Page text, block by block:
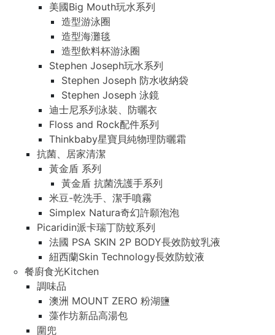
美國Big Mouth玩水系列
造型游泳圈
造型海灘毯
造型飲料杯游泳圈
Stephen Joseph玩水系列
Stephen Joseph 防水收納袋
Stephen Joseph 泳鏡
迪士尼系列泳裝、防曬衣
Floss and Rock配件系列
Thinkbaby星寶貝純物理防曬霜
抗菌、居家清潔
黃金盾 系列
黃金盾 抗菌洗護手系列
米豆-乾洗手、潔手噴霧
Simplex Natura奇幻許願泡泡
Picaridin派卡瑞丁防蚊系列
法國 PSA SKIN 2P BODY長效防蚊乳液
紐西蘭Skin Technology長效防蚊液
餐廚食光Kitchen
調味品
澳洲 MOUNT ZERO 粉湖鹽
藻作坊新品高湯包
圍兜